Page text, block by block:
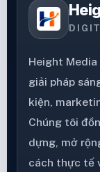
Height
giải pháp
kiện,
Chúng tôi
dựng, mở
cách thực tế